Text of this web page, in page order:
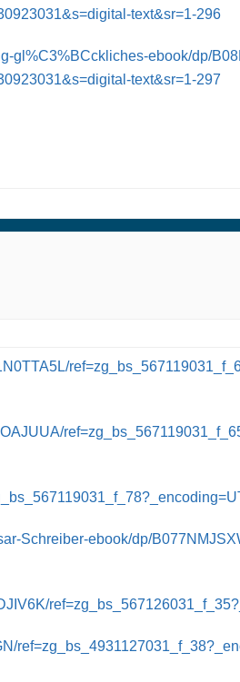
text&sr=1-296
gl%C3%BCckliches-ebook/dp/
text&sr=1-297
Schreiber-ebook/dp/